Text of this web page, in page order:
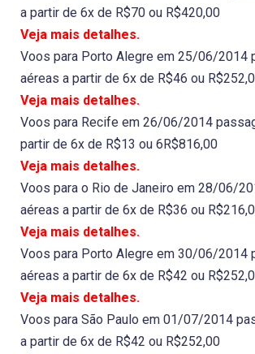
a partir de 6x de R$70 ou R$420,00
Veja mais detalhes.
Voos para Porto Alegre em 25/06/2014
aéreas a partir de 6x de R$46 ou
Veja mais detalhes.
Voos para Recife em 26/06/2014
partir de 6x de R$13 ou 6R$816,00
Veja mais detalhes.
Voos para o Rio de Janeiro em 28/06/
aéreas a partir de 6x de R$36 ou
Veja mais detalhes.
Voos para Porto Alegre em 30/06/2014
aéreas a partir de 6x de R$42 ou
Veja mais detalhes.
Voos para São Paulo em 01/07/2014
a partir de 6x de R$42 ou R$252,00